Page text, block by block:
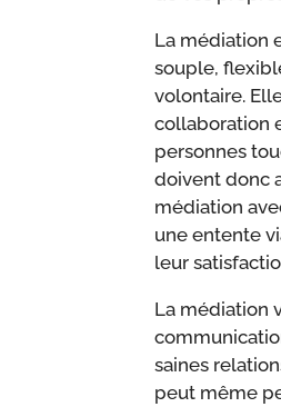
La médiation
souple,
volontaire.
collaboration
personnes
doivent donc
médiation
une entente
leur
La médiation
saines
peut même